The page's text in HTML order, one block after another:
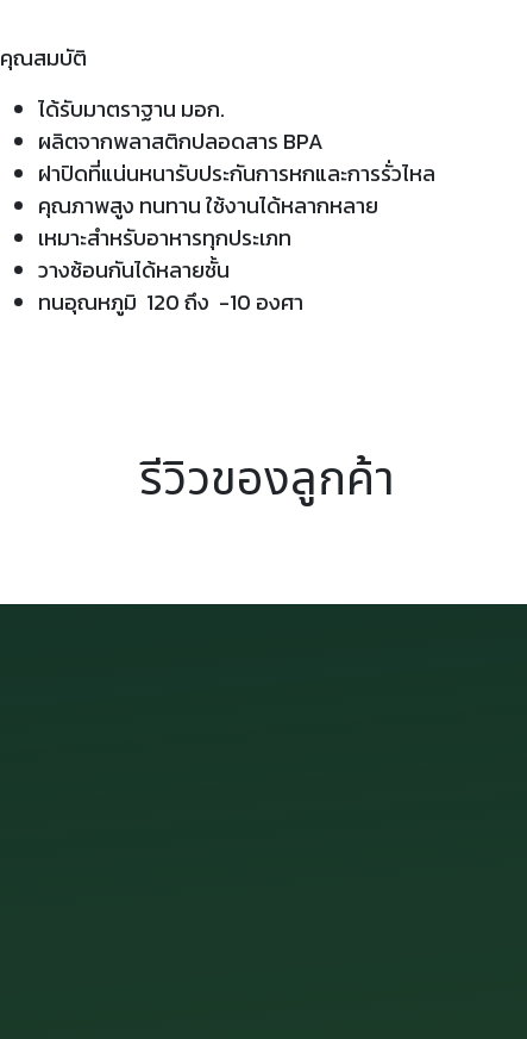
คุณสมบัติ
ได้รับมาตราฐาน มอก.
ผลิตจากพลาสติกปลอดสาร BPA
ฝาปิดที่แน่นหนารับประกันการหกและการรั่วไหล
คุณภาพสูง ทนทาน ใช้งานได้หลากหลาย
เหมาะสำหรับอาหารทุกประเภท
วางซ้อนกันได้หลายชั้น
ทนอุณหภูมิ 120 ถึง -10 องศา
รีวิวของลูกค้า